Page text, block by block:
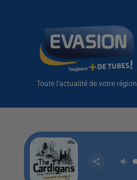
Toute l'actualité de votre région